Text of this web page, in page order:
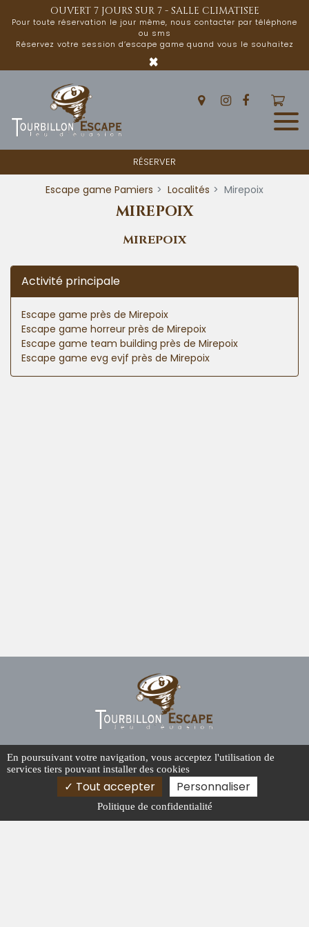
OUVERT 7 JOURS SUR 7 - SALLE CLIMATISEE
Pour toute réservation le jour même, nous contacter par téléphone
ou sms
Réservez votre session d’escape game quand vous le souhaitez
×
RÉSERVER
Escape game Pamiers Localités Mirepoix
MIREPOIX
MIREPOIX
Activité principale
Escape game près de Mirepoix
Escape game horreur près de Mirepoix
Escape game team building près de Mirepoix
Escape game evg evjf près de Mirepoix
67 BD DE LA LIBERATION, 09100 PAMIERS
06 98 34 38 60
Dimanche : 10h30 - 20h30
Panneau de gestion des cookies
En poursuivant votre navigation, vous acceptez l'utilisation de
services tiers pouvant installer des cookies
Tout accepter Personnaliser
Politique de confidentialité